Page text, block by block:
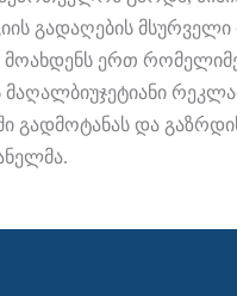
გადაღების მსურველი
ერთ რომელიმე
გადმოტანას და